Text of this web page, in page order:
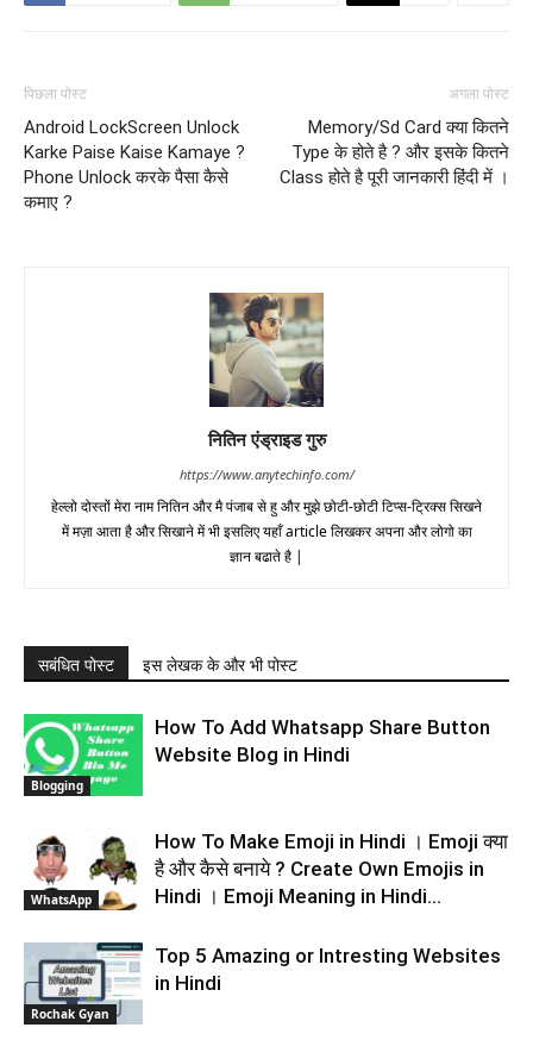
पिछला पोस्ट
Android LockScreen Unlock
Karke Paise Kaise Kamaye ?
Phone Unlock करके पैसा कैसे
कमाए ?
अगला पोस्ट
Memory/Sd Card क्या कितने
Type के होते है ? और इसके कितने
Class होते है पूरी जानकारी हिंदी में ।
नितिन एंड्राइड गुरु
https://www.anytechinfo.com/
हेल्लो दोस्तों मेरा नाम नितिन और मै पंजाब से हु और मुझे छोटी-छोटी टिप्स-ट्रिक्स सिखने
में मज़ा आता है और सिखाने में भी इसलिए यहाँ article लिखकर अपना और लोगो का
ज्ञान बढाते है |
सबंधित पोस्ट इस लेखक के और भी पोस्ट
Blogging
How To Add Whatsapp Share Button
Website Blog in Hindi
WhatsApp
How To Make Emoji in Hindi । Emoji क्या
है और कैसे बनाये ? Create Own Emojis in
Hindi । Emoji Meaning in Hindi...
Rochak Gyan
Top 5 Amazing or Intresting Websites
in Hindi